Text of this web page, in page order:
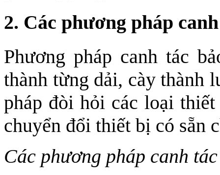
2. Các phương pháp
Phương pháp canh tác
thành từng dải, cày
pháp đòi hỏi các loại
chuyển đổi thiết bị có sẵn
Các phương pháp canh